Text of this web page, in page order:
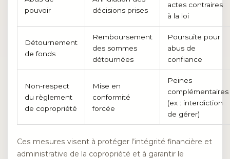
pouvoir
décisions prises
actes contraires
à la loi
Détournement
de fonds
Remboursement
des sommes
détournées
Poursuite pour
abus de
confiance
Non-respect
du règlement
de copropriété
Mise en
conformité
forcée
Peines
complémentaires
(ex : interdiction
de gérer)
Ces mesures visent à protéger l’intégrité financière et
administrative de la copropriété et à garantir le